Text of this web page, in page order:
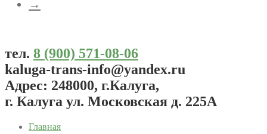
→
тел. 8 (900) 571-08-06
kaluga-trans-info@yandex.ru
Адрес: 248000, г.Калуга,
г. Калуга ул. Московская д. 225А
Главная